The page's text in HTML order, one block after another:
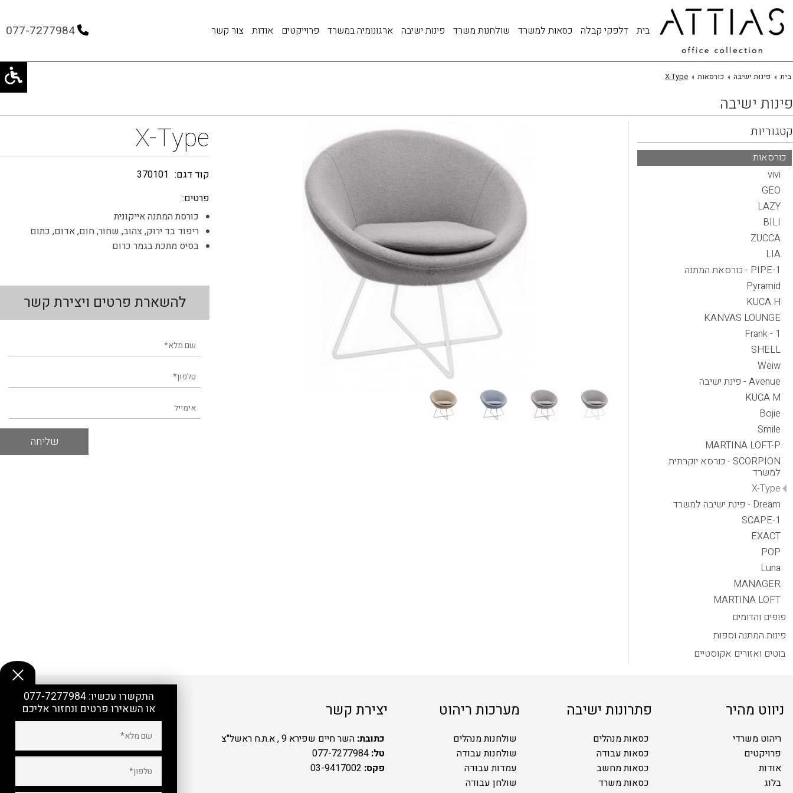
בית דלפקי קבלה כסאות למשרד שולחנות משרד פינות ישיבה ארגונומיה במשרד פרוייקטים אודות צור קשר 077-7277984
התקשרו עכשיו: 077-7277984
או השאירו פרטים ונחזור אליכם
בית פינות ישיבה כורסאות X-Type
פינות ישיבה
קטגוריות
כורסאות
vivi
GEO
LAZY
BILI
ZUCCA
LIA
PIPE-1 - כורסאת המתנה
Pyramid
KUCA H
KANVAS LOUNGE
Frank - 1
SHELL
Weiw
Avenue - פינת ישיבה
KUCA M
Bojie
Smile
MARTINA LOFT-P
SCORPION - כורסא יוקרתית
למשרד
X-Type
Dream - פינת ישיבה למשרד
SCAPE-1
EXACT
POP
Luna
MANAGER
MARTINA LOFT
פופים והדומים
פינות המתנה וספות
בוטים ואזורים אקוסטיים
X-Type
קוד דגם: 370101
פרטים:
כורסת המתנה אייקונית
ריפוד בד ירוק, צהוב, שחור, חום, אדום, כתום
בסיס מתכת בגמר כרום
להשארת פרטים ויצירת קשר
ניווט מהיר
ריהוט משרדי
פרויקטים
אודות
בלוג
פתרונות ישיבה
כסאות מנהלים
כסאות עבודה
כסאות מחשב
כסאות משרד
מערכות ריהוט
שולחנות מנהלים
שולחנות עבודה
עמדות עבודה
שולחן עבודה
יצירת קשר
כתובת: השר חיים שפירא 9 , א.ת.ח ראשל"צ
טל: 077-7277984
פקס: